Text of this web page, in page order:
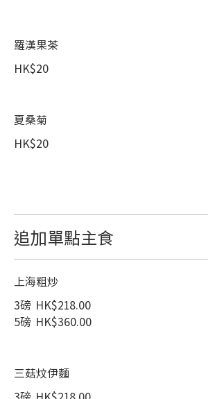
羅漢果茶
HK$20
夏桑菊
HK$20
追加單點主食
上海粗炒
3磅 HK$218.00
5磅 HK$360.00
三菇炆伊麵